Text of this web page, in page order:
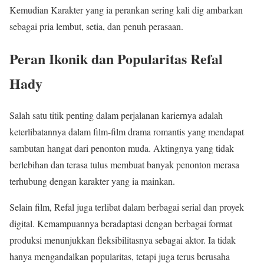
Kemudian Karakter yang ia perankan sering kali dig ambarkan
sebagai pria lembut, setia, dan penuh perasaan.
Peran Ikonik dan Popularitas Refal
Hady
Salah satu titik penting dalam perjalanan kariernya adalah
keterlibatannya dalam film-film drama romantis yang mendapat
sambutan hangat dari penonton muda. Aktingnya yang tidak
berlebihan dan terasa tulus membuat banyak penonton merasa
terhubung dengan karakter yang ia mainkan.
Selain film, Refal juga terlibat dalam berbagai serial dan proyek
digital. Kemampuannya beradaptasi dengan berbagai format
produksi menunjukkan fleksibilitasnya sebagai aktor. Ia tidak
hanya mengandalkan popularitas, tetapi juga terus berusaha